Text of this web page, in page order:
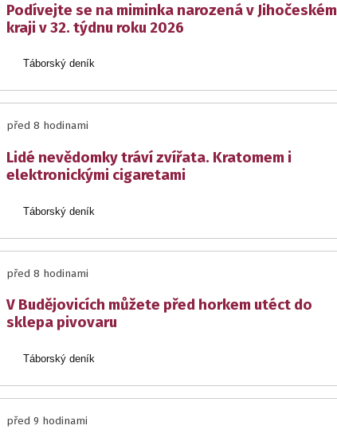
Podívejte se na miminka narozená v Jihočeském
kraji v 32. týdnu roku 2026
Táborský deník
před 8 hodinami
Lidé nevědomky tráví zvířata. Kratomem i
elektronickými cigaretami
Táborský deník
před 8 hodinami
V Budějovicích můžete před horkem utéct do
sklepa pivovaru
Táborský deník
před 9 hodinami